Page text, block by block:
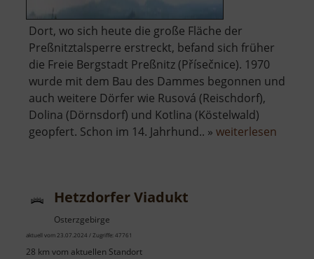
Dort, wo sich heute die große Fläche der
Preßnitztalsperre erstreckt, befand sich früher
die Freie Bergstadt Preßnitz (Přísečnice). 1970
wurde mit dem Bau des Dammes begonnen und
auch weitere Dörfer wie Rusová (Reischdorf),
Dolina (Dörnsdorf) und Kotlina (Köstelwald)
geopfert. Schon im 14. Jahrhund.. » weiterlesen
Hetzdorfer Viadukt
Osterzgebirge
aktuell vom 23.07.2024 / Zugriffe: 47761
28 km vom aktuellen Standort